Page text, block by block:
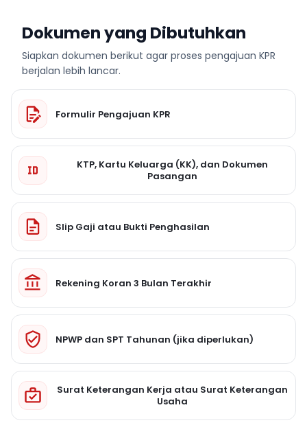
Dokumen yang Dibutuhkan
Siapkan dokumen berikut agar proses pengajuan KPR
berjalan lebih lancar.
Formulir Pengajuan KPR
KTP, Kartu Keluarga (KK), dan Dokumen
Pasangan
Slip Gaji atau Bukti Penghasilan
Rekening Koran 3 Bulan Terakhir
NPWP dan SPT Tahunan (jika diperlukan)
Surat Keterangan Kerja atau Surat Keterangan
Usaha